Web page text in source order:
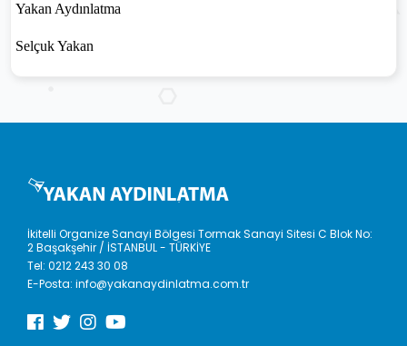
Yakan Aydınlatma
Selçuk Yakan
İkitelli Organize Sanayi Bölgesi Tormak Sanayi Sitesi C Blok No:
2 Başakşehir / İSTANBUL - TÜRKİYE
Tel:0212 243 30 08
E-Posta:info@yakanaydinlatma.com.tr